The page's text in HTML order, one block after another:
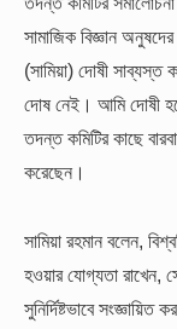
সামাজিক বিজ্ঞান
(সামিয়া) দোষী সাব্যস্ত
দোষ নেই। আমি দোষী
তদন্ত কমিটির কাছে
করেছেন।
সামিয়া রহমান বলেন,
হওয়ার যোগ্যতা রাখেন,
সুনির্দিষ্টভাবে